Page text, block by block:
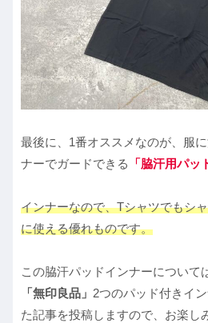
最後に、1番オススメなのが、服
ナーでガードできる
「脇汗用パッ
インナーなので、Tシャツでもシ
に使える優れものです。
この脇汗パッドインナーについて
「無印良品」 2つのパッド付きイ
た記事を投稿しますので、お楽し